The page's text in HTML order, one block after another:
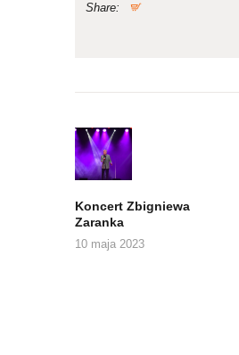
Share:
wpisu
Koncert Zbigniewa
Zaranka
10 maja 2023